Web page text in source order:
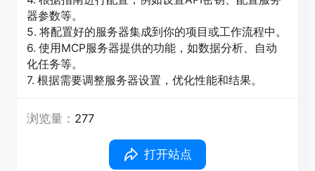
器参数等。
5. 将配置好的服务器集成到你的项目或工作流程中。
6. 使用MCP服务器提供的功能，如数据分析、自动
化任务等。
7. 根据需要调整服务器设置，优化性能和结果。
浏览量： 277
打开站点